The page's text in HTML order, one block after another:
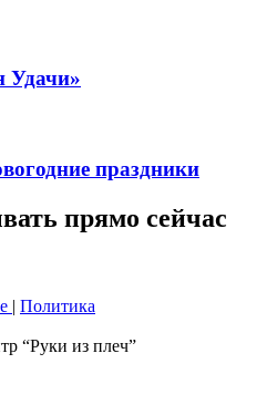
Удачи»
праздники
прямо сейчас
| Политика
“Руки из плеч”